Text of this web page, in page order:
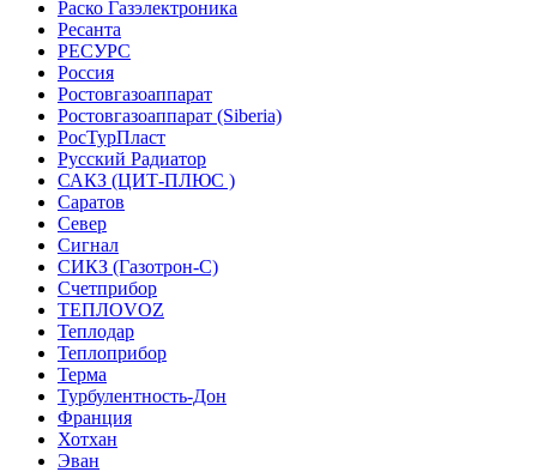
Раско Газэлектроника
Ресанта
РЕСУРС
Россия
Ростовгазоаппарат
Ростовгазоаппарат (Siberia)
РосТурПласт
Русский Радиатор
САКЗ (ЦИТ-ПЛЮС )
Саратов
Север
Сигнал
СИКЗ (Газотрон-С)
Счетприбор
ТЕПЛОVOZ
Теплодар
Теплоприбор
Терма
Турбулентность-Дон
Франция
Хотхан
Эван